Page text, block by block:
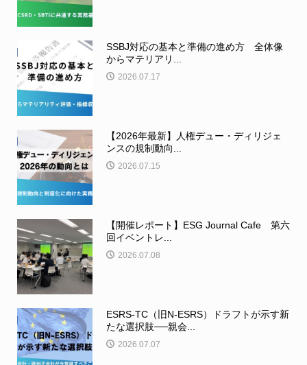
SSBJ対応の基本と準備の進め方 全体像
からマテリアリ...
2026.07.17
【2026年最新】人権デュー・ディリジェ
ンスの規制動向...
2026.07.15
【開催レポート】ESG Journal Cafe 第六
回イベントレ...
2026.07.08
ESRS-TC（旧N-ESRS）ドラフトが示す新
たな選択肢──親会...
2026.07.07